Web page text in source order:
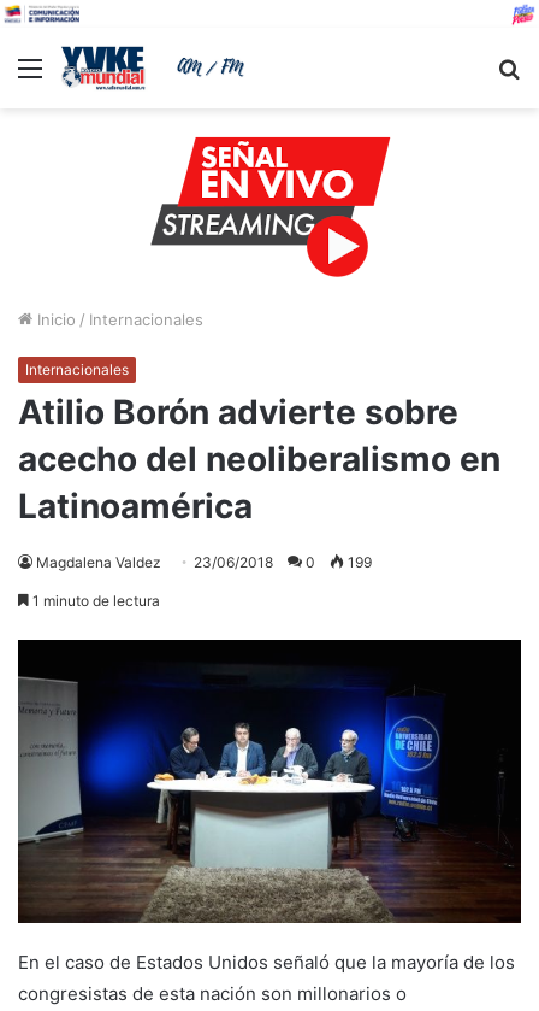
Menu
Inicio / Internacionales
Internacionales
Atilio Borón advierte sobre
acecho del neoliberalismo en
Latinoamérica
Magdalena Valdez 23/06/2018 0 199
1 minuto de lectura
En el caso de Estados Unidos señaló que la mayoría de los
congresistas de esta nación son millonarios o